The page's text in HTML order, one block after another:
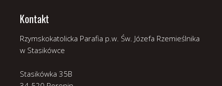
Kontakt
Rzymskokatolicka Parafia p.w. Św. Józefa Rzemieślnika
w Stasikówce
Stasikówka 35B